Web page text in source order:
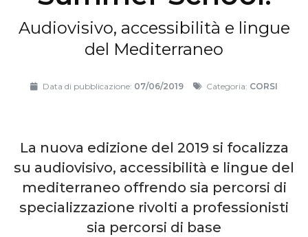
Audiovisivo, accessibilità e lingue
del Mediterraneo
Data di pubblicazione: 07/06/2019 Categoria: CORSI
La nuova edizione del 2019 si focalizza
su audiovisivo, accessibilità e lingue del
mediterraneo offrendo sia percorsi di
specializzazione rivolti a professionisti
sia percorsi di base